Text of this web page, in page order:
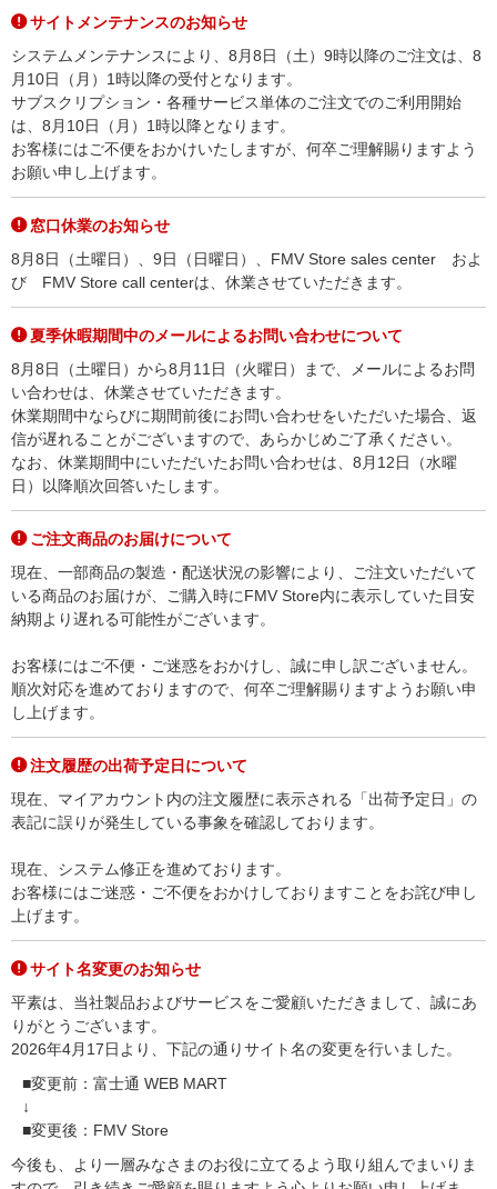
サイトメンテナンスのお知らせ
システムメンテナンスにより、8月8日（土）9時以降のご注文は、8
月10日（月）1時以降の受付となります。
サブスクリプション・各種サービス単体のご注文でのご利用開始
は、8月10日（月）1時以降となります。
お客様にはご不便をおかけいたしますが、何卒ご理解賜りますよう
お願い申し上げます。
窓口休業のお知らせ
8月8日（土曜日）、9日（日曜日）、FMV Store sales center およ
び FMV Store call centerは、休業させていただきます。
夏季休暇期間中のメールによるお問い合わせについて
8月8日（土曜日）から8月11日（火曜日）まで、メールによるお問
い合わせは、休業させていただきます。
休業期間中ならびに期間前後にお問い合わせをいただいた場合、返
信が遅れることがございますので、あらかじめご了承ください。
なお、休業期間中にいただいたお問い合わせは、8月12日（水曜
日）以降順次回答いたします。
ご注文商品のお届けについて
現在、一部商品の製造・配送状況の影響により、ご注文いただいて
いる商品のお届けが、ご購入時にFMV Store内に表示していた目安
納期より遅れる可能性がございます。
お客様にはご不便・ご迷惑をおかけし、誠に申し訳ございません。
順次対応を進めておりますので、何卒ご理解賜りますようお願い申
し上げます。
注文履歴の出荷予定日について
現在、マイアカウント内の注文履歴に表示される「出荷予定日」の
表記に誤りが発生している事象を確認しております。
現在、システム修正を進めております。
お客様にはご迷惑・ご不便をおかけしておりますことをお詫び申し
上げます。
サイト名変更のお知らせ
平素は、当社製品およびサービスをご愛顧いただきまして、誠にあ
りがとうございます。
2026年4月17日より、下記の通りサイト名の変更を行いました。
■変更前：富士通 WEB MART
↓
■変更後：FMV Store
今後も、より一層みなさまのお役に立てるよう取り組んでまいりま